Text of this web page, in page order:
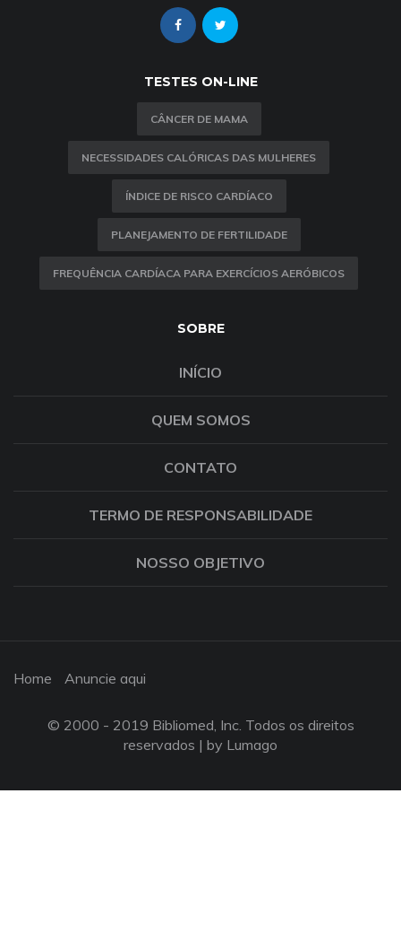
TESTES ON-LINE
CÂNCER DE MAMA
NECESSIDADES CALÓRICAS DAS MULHERES
ÍNDICE DE RISCO CARDÍACO
PLANEJAMENTO DE FERTILIDADE
FREQUÊNCIA CARDÍACA PARA EXERCÍCIOS AERÓBICOS
SOBRE
INÍCIO
QUEM SOMOS
CONTATO
TERMO DE RESPONSABILIDADE
NOSSO OBJETIVO
Home Anuncie aqui
© 2000 - 2019 Bibliomed, Inc. Todos os direitos
reservados | by Lumago